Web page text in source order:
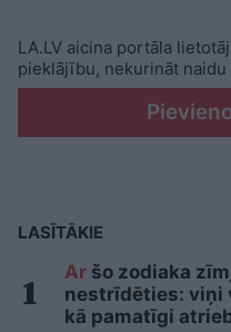
LA.LV aicina portāla
pieklājību, nekurināt
LASĪTĀKIE
Ar šo zodiaka
nestrīdēties: viņi
kā pamatīgi